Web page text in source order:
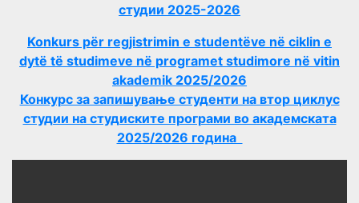
студии 2025-2026
Konkurs për regjistrimin e studentëve në ciklin e
dytë të studimeve në programet studimore në vitin
akademik 2025/2026
Конкурс за запишување студенти на втор циклус
студии на студиските програми во академската
2025/2026 година